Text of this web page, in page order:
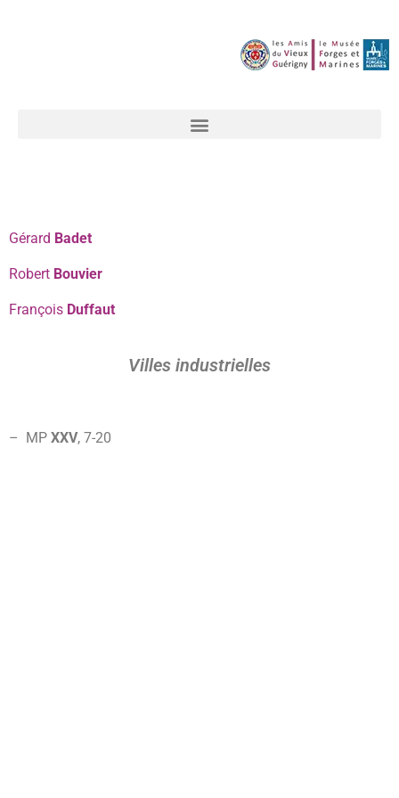
Gérard Badet
Robert Bouvier
François Duffaut
Villes industrielles
– MP XXV, 7-20